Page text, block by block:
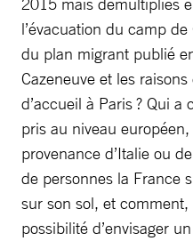
l’évacuation du camp de
du plan migrant publié
Cazeneuve et les
d’accueil à Paris ? Qui
pris au niveau
provenance d’Italie ou
de personnes la France
sur son sol, et
possibilité d’envisager